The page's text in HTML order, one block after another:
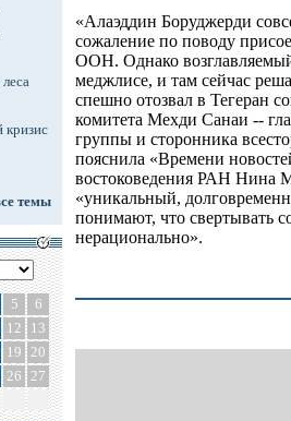
кризис
темы
5
6
12
13
19 20
26 27
«Алаэддин Боруджерди
сожаление по поводу
ООН. Однако
меджлисе, и там сейчас
спешно отозвал в Тегеран
комитета Мехди Санаи --
группы и сторонника
пояснила «Времени
востоковедения РАН Нина
«уникальный,
понимают, что свертывать
нерационально».